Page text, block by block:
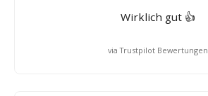
Wirklich gut 👍
via Trustpilot Bewertungen